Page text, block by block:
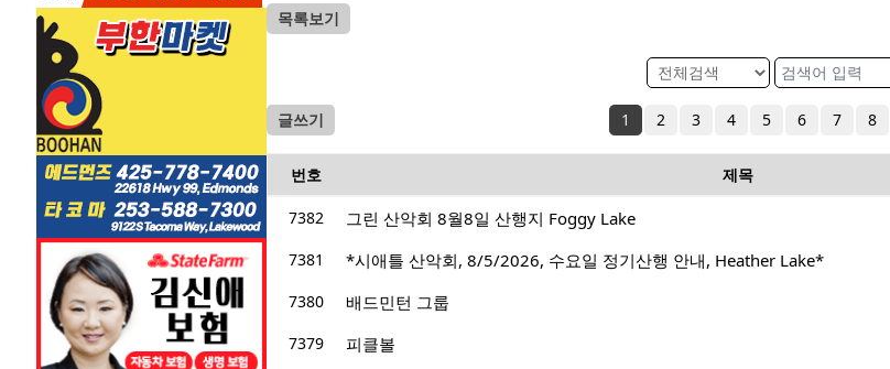
목록보기
글쓰기 1 2 3 4 5 6 7 8
번호 제목
7382 그린 산악회 8월8일 산행지 Foggy Lake
7381
*시애틀 산악회, 8/5/2026, 수요일 정기산행 안내, Heather Lake*
7380
배드민턴 그룹
7379
피클볼